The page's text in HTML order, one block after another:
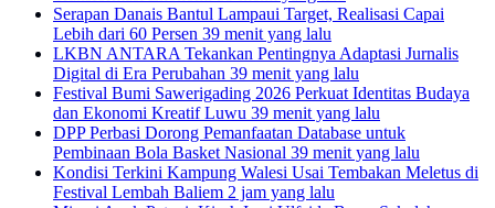
Serapan Danais Bantul Lampaui Target, Realisasi Capai
Lebih dari 60 Persen 39 menit yang lalu
LKBN ANTARA Tekankan Pentingnya Adaptasi Jurnalis
Digital di Era Perubahan 39 menit yang lalu
Festival Bumi Sawerigading 2026 Perkuat Identitas Budaya
dan Ekonomi Kreatif Luwu 39 menit yang lalu
DPP Perbasi Dorong Pemanfaatan Database untuk
Pembinaan Bola Basket Nasional 39 menit yang lalu
Kondisi Terkini Kampung Walesi Usai Tembakan Meletus di
Festival Lembah Baliem 2 jam yang lalu